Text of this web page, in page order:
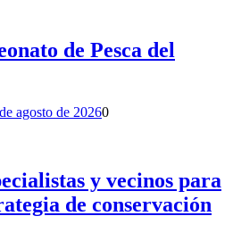
de Pesca del
agosto de 20260
y vecinos para
de conservación